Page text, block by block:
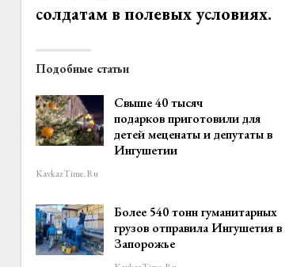
солдатам в полевых условиях.
Подобные статьи
Свыше 40 тысяч
подарков приготовили для
детей меценаты и депутаты в
Ингушетии
KavkazTime.ru
Более 540 тонн гуманитарных
грузов отправила Ингушетия в
Запорожье